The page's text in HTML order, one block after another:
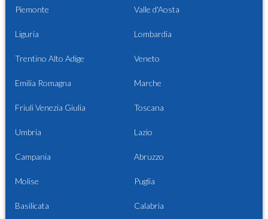
Piemonte Valle d'Aosta
Liguria Lombardia
Trentino Alto Adige Veneto
Emilia Romagna Marche
Friuli Venezia Giulia Toscana
Umbria Lazio
Campania Abruzzo
Molise Puglia
Basilicata Calabria